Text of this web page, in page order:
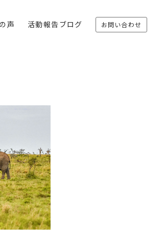
声 活動報告ブログ お問い合わせ